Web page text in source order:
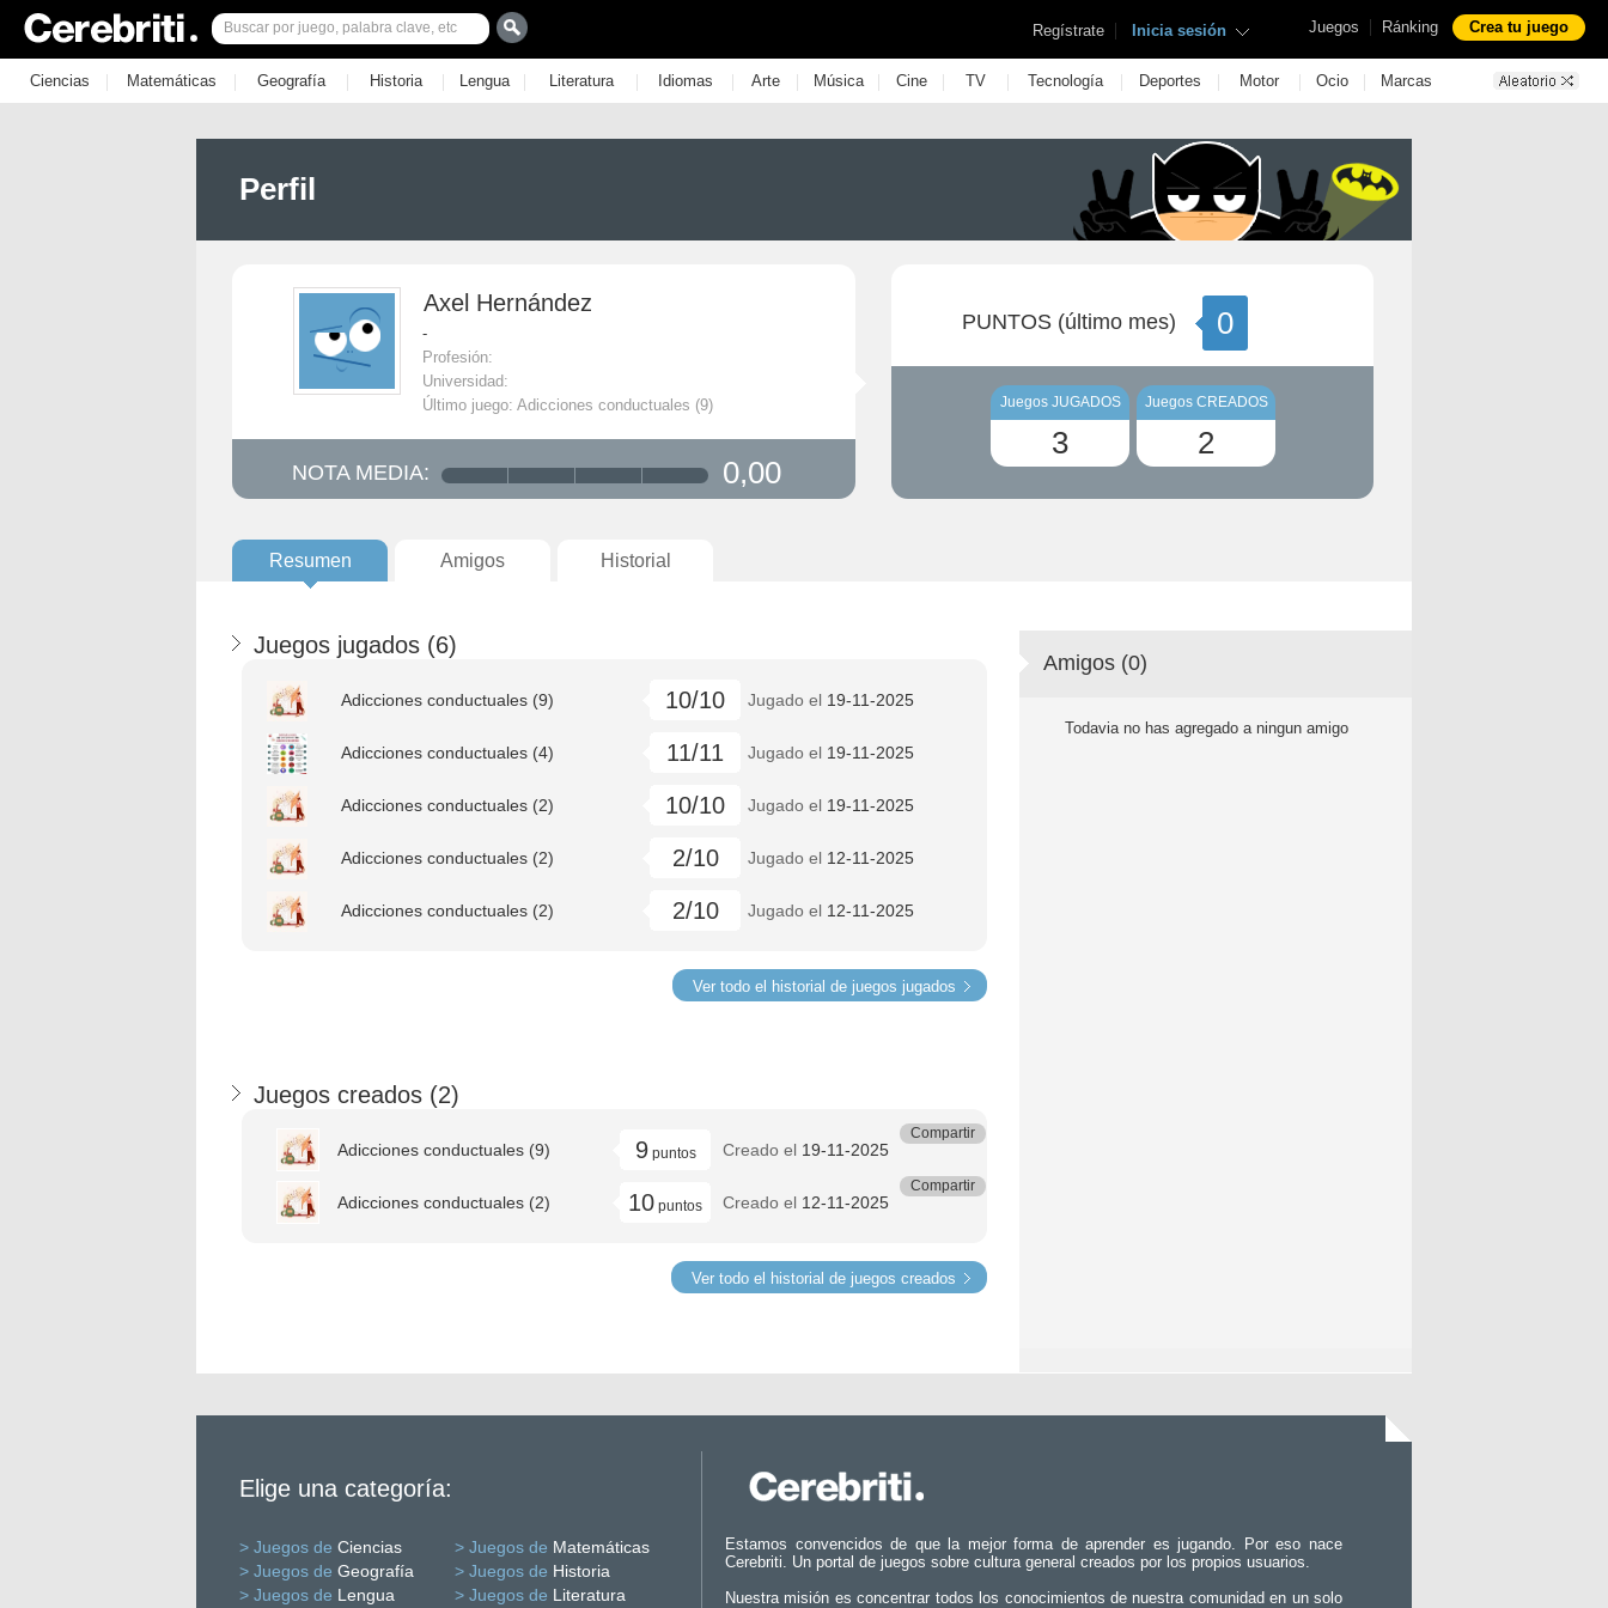
Juegos | Ránking Crea tu juego
Regístrate | Inicia sesión
Ciencias | Matemáticas | Geografía | Historia | Lengua | Literatura | Idiomas | Arte | Música | Cine | TV | Tecnología | Deportes | Motor | Ocio | Marcas
Perfil
Axel Hernández
-
Profesión:
Universidad:
Último juego: Adicciones conductuales (9)
NOTA MEDIA: 0,00
PUNTOS (último mes) 0
Juegos JUGADOS
3
Juegos CREADOS
2
Resumen Amigos Historial
Juegos jugados (6)
Adicciones conductuales (9) 10/10 Jugado el 19-11-2025
Adicciones conductuales (4) 11/11 Jugado el 19-11-2025
Adicciones conductuales (2) 10/10 Jugado el 19-11-2025
Adicciones conductuales (2) 2/10 Jugado el 12-11-2025
Adicciones conductuales (2) 2/10 Jugado el 12-11-2025
Ver todo el historial de juegos jugados
Juegos creados (2)
Adicciones conductuales (9) 9puntos Creado el 19-11-2025
Compartir
Adicciones conductuales (2) 10 puntos Creado el 12-11-2025
Compartir
Ver todo el historial de juegos creados
Amigos (0)
Todavia no has agregado a ningun amigo
Elige una categoría:
> Juegos de Ciencias > Juegos de Matemáticas
> Juegos de Geografía > Juegos de Historia
> Juegos de Lengua > Juegos de Literatura
Estamos convencidos de que la mejor forma de aprender es jugando. Por eso nace
Cerebriti. Un portal de juegos sobre cultura general creados por los propios usuarios.
Nuestra misión es concentrar todos los conocimientos de nuestra comunidad en un solo